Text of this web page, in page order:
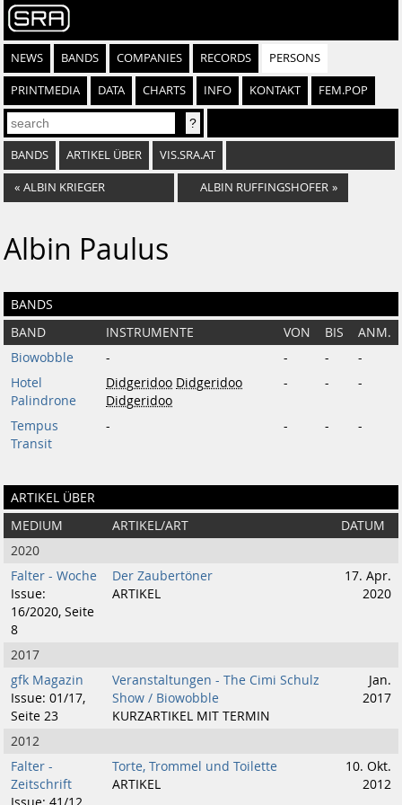
NEWS BANDS COMPANIES RECORDS PERSONS
PRINTMEDIA DATA CHARTS INFO KONTAKT FEM.POP
BANDS ARTIKEL ÜBER VIS.SRA.AT
« ALBIN KRIEGER ALBIN RUFFINGSHOFER »
Albin Paulus
BANDS
BAND INSTRUMENTE VON BIS
ANM.
Biowobble
- - -
-
Hotel
Palindrone
Didgeridoo Didgeridoo
Didgeridoo
- - -
Tempus
Transit
- - - -
ARTIKEL ÜBER
MEDIUM ARTIKEL/ART
DATUM
2020
Falter - Woche
Issue:
16/2020, Seite
8
Der Zaubertöner
ARTIKEL
17. Apr.
2020
2017
gfk Magazin
Issue: 01/17,
Seite 23
Veranstaltungen - The Cimi Schulz
Show / Biowobble
KURZARTIKEL MIT TERMIN
Jan.
2017
2012
Falter -
Zeitschrift
Torte, Trommel und Toilette
ARTIKEL
10. Okt.
2012